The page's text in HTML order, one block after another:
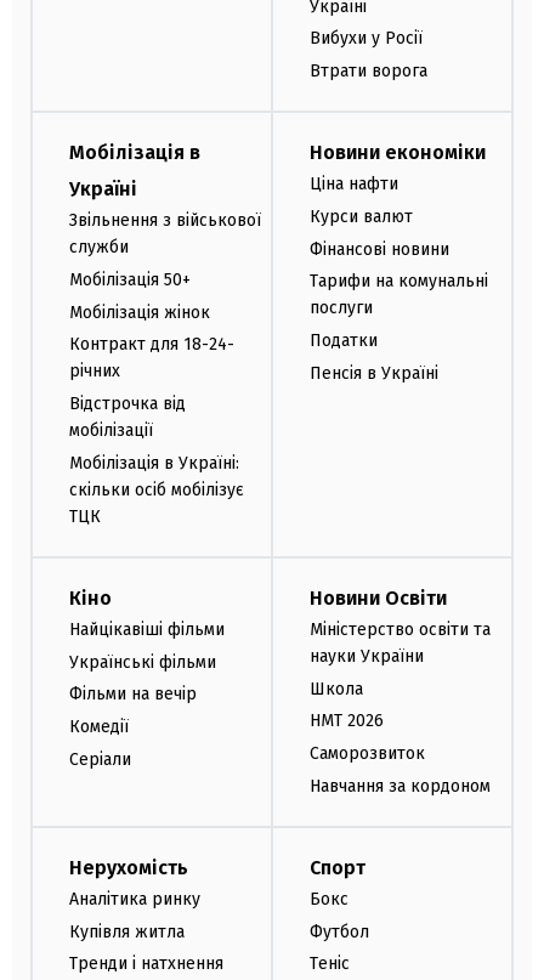
Україні
Вибухи у Росії
Втрати ворога
Мобілізація в
Україні
Звільнення з військової
служби
Мобілізація 50+
Мобілізація жінок
Контракт для 18-24-
річних
Відстрочка від
мобілізації
Мобілізація в Україні:
скільки осіб мобілізує
ТЦК
Новини економіки
Ціна нафти
Курси валют
Фінансові новини
Тарифи на комунальні
послуги
Податки
Пенсія в Україні
Кіно
Найцікавіші фільми
Українські фільми
Фільми на вечір
Комедії
Серіали
Новини Освіти
Міністерство освіти та
науки України
Школа
НМТ 2026
Саморозвиток
Навчання за кордоном
Нерухомість
Аналітика ринку
Купівля житла
Тренди і натхнення
Спорт
Бокс
Футбол
Теніс